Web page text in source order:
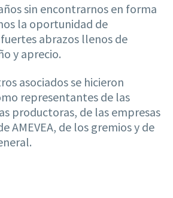
sin encontrarnos en forma
la oportunidad de
abrazos llenos de
y aprecio.
asociados se hicieron
representantes de las
productoras, de las empresas
AMEVEA, de los gremios y de